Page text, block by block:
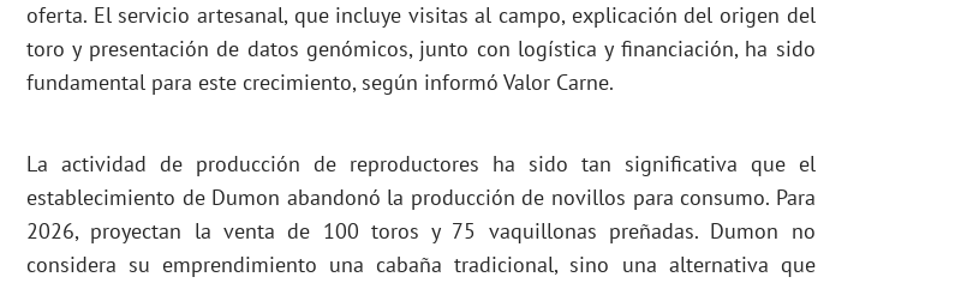
oferta. El servicio artesanal, que incluye visitas al campo, explicación del origen del
toro y presentación de datos genómicos, junto con logística y financiación, ha sido
fundamental para este crecimiento, según informó Valor Carne.
La actividad de producción de reproductores ha sido tan significativa que el
establecimiento de Dumon abandonó la producción de novillos para consumo. Para
2026, proyectan la venta de 100 toros y 75 vaquillonas preñadas. Dumon no
considera su emprendimiento una cabaña tradicional, sino una alternativa que